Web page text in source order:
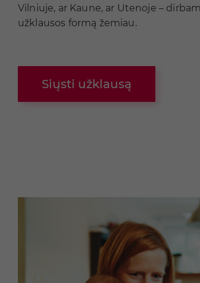
Vilniuje, ar Kaune, ar Utenoje –
užklausos formą žemiau.
Siųsti užklausą